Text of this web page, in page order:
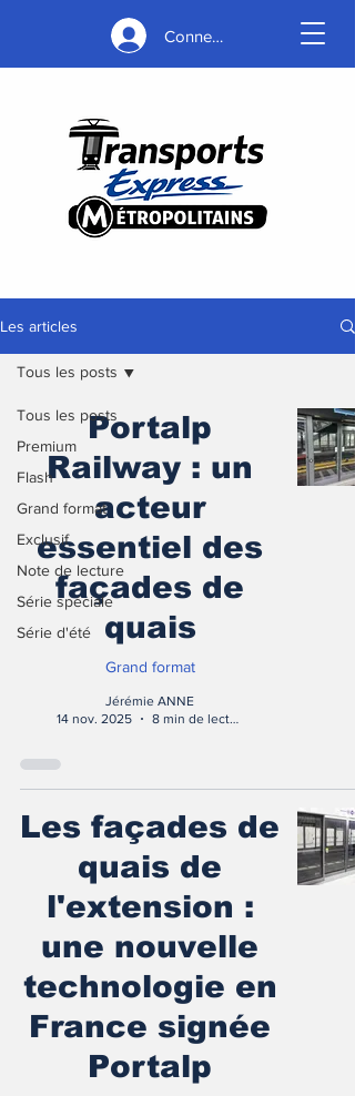
Connexion
Les articles
Tous les posts
Premium
Flash
Grand format
Exclusif
Note de lecture
Série spéciale
Série d'été
Tous les posts
Portalp
Railway : un
acteur
essentiel des
façades de
quais
Grand format
Jérémie ANNE
14 nov. 2025
8 min de lecture
Les façades de
quais de
l'extension :
une nouvelle
technologie en
France signée
Portalp